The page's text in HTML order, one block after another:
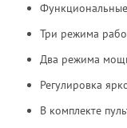
Три режима
Два режима
Регулировка
В комплекте